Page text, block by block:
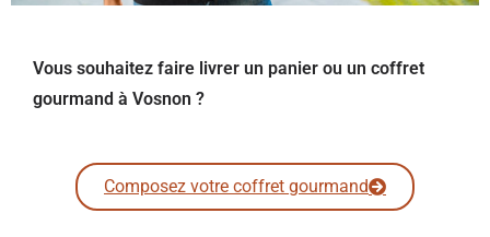
Vous souhaitez faire livrer un panier ou un coffret
gourmand à Vosnon ?
Composez votre coffret gourmand